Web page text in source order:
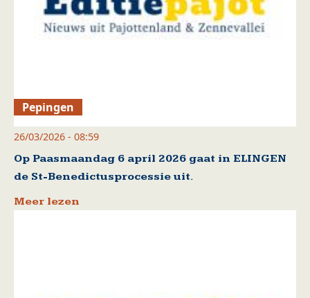
Pepingen
26/03/2026 - 08:59
Op Paasmaandag 6 april 2026 gaat in ELINGEN
de St-Benedictusprocessie uit.
Meer lezen